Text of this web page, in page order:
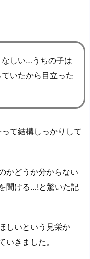
なしい…うちの子は
いたから目立った
て結構しっかりして
かどうか分からない
聞ける…!と驚いた記
しいという見栄か
いきました。